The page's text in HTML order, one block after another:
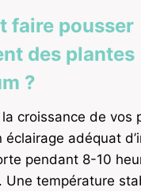
faire pousser
des plantes
?
croissance de vos
éclairage adéquat
pendant 8-10
Une température